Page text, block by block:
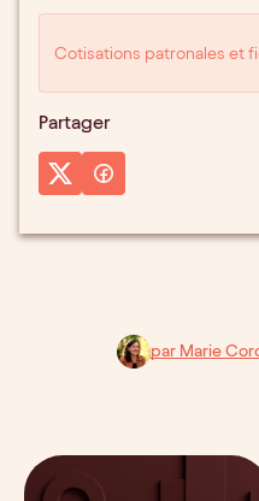
Cotisations patronales et
Partager
par Marie